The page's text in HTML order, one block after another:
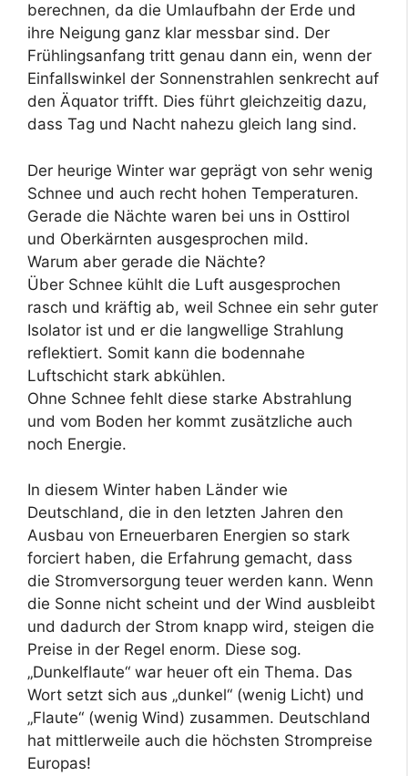
berechnen, da die Umlaufbahn der Erde und
ihre Neigung ganz klar messbar sind. Der
Frühlingsanfang tritt genau dann ein, wenn der
Einfallswinkel der Sonnenstrahlen senkrecht auf
den Äquator trifft. Dies führt gleichzeitig dazu,
dass Tag und Nacht nahezu gleich lang sind.
Der heurige Winter war geprägt von sehr wenig
Schnee und auch recht hohen Temperaturen.
Gerade die Nächte waren bei uns in Osttirol
und Oberkärnten ausgesprochen mild.
Warum aber gerade die Nächte?
Über Schnee kühlt die Luft ausgesprochen
rasch und kräftig ab, weil Schnee ein sehr guter
Isolator ist und er die langwellige Strahlung
reflektiert. Somit kann die bodennahe
Luftschicht stark abkühlen.
Ohne Schnee fehlt diese starke Abstrahlung
und vom Boden her kommt zusätzliche auch
noch Energie.
In diesem Winter haben Länder wie
Deutschland, die in den letzten Jahren den
Ausbau von Erneuerbaren Energien so stark
forciert haben, die Erfahrung gemacht, dass
die Stromversorgung teuer werden kann. Wenn
die Sonne nicht scheint und der Wind ausbleibt
und dadurch der Strom knapp wird, steigen die
Preise in der Regel enorm. Diese sog.
„Dunkelflaute“ war heuer oft ein Thema. Das
Wort setzt sich aus „dunkel“ (wenig Licht) und
„Flaute“ (wenig Wind) zusammen. Deutschland
hat mittlerweile auch die höchsten Strompreise
Europas!